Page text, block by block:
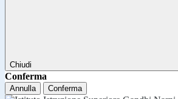
Chiudi
Conferma
Annulla Conferma